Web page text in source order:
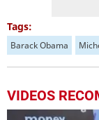
Tags:
Barack Obama
VIDEOS